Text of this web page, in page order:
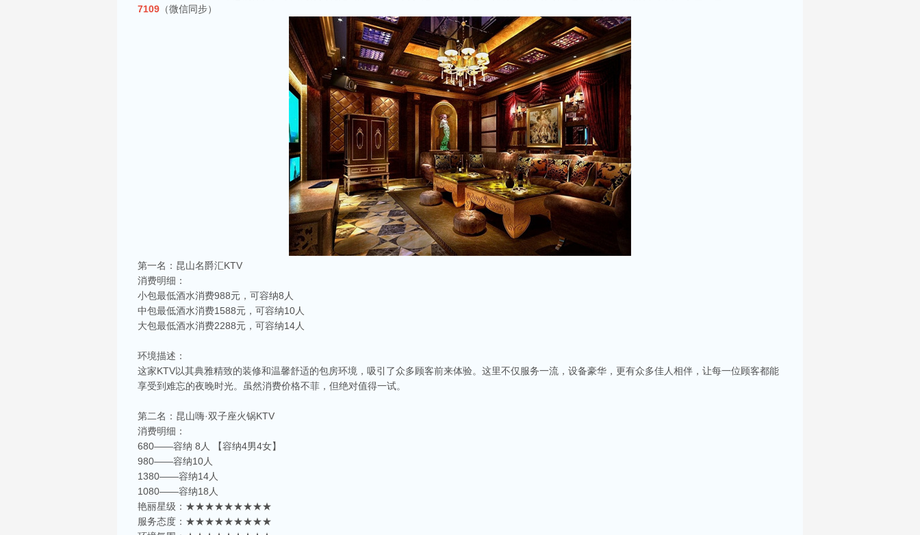
7109 （微信同步）
第一名：昆山名爵汇KTV
消费明细：
小包最低酒水消费988元，可容纳8人
中包最低酒水消费1588元，可容纳10人
大包最低酒水消费2288元，可容纳14人
环境描述：
这家KTV以其典雅精致的装修和温馨舒适的包房环境，吸引了众多顾客前来体验。这里不仅服务一流，设备豪华，更有众多佳人相伴，让每一位顾客都能
享受到难忘的夜晚时光。虽然消费价格不菲，但绝对值得一试。
第二名：昆山嗨·双子座火锅KTV
消费明细：
680——容纳 8人 【容纳4男4女】
980——容纳10人
1380——容纳14人
1080——容纳18人
艳丽星级：★★★★★★★★★
服务态度：★★★★★★★★★